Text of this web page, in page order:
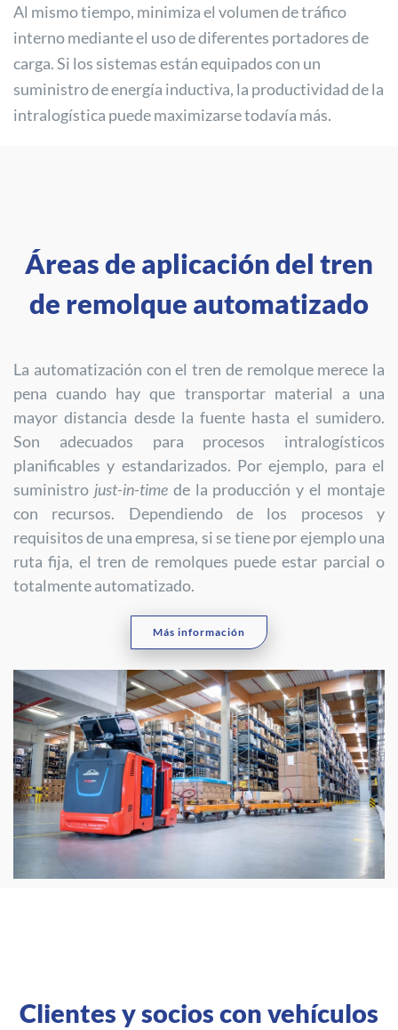
Al mismo tiempo, minimiza el volumen de tráfico
interno mediante el uso de diferentes portadores de
carga. Si los sistemas están equipados con un
suministro de energía inductiva, la productividad de la
intralogística puede maximizarse todavía más.
Áreas de aplicación del tren
de remolque automatizado
La automatización con el tren de remolque merece la
pena cuando hay que transportar material a una
mayor distancia desde la fuente hasta el sumidero.
Son adecuados para procesos intralogísticos
planificables y estandarizados. Por ejemplo, para el
suministro just-in-timede la producción y el montaje
con recursos. Dependiendo de los procesos y
requisitos de una empresa, si se tiene por ejemplo una
ruta fija, el tren de remolques puede estar parcial o
totalmente automatizado.
Más información
Clientes y socios con vehículos